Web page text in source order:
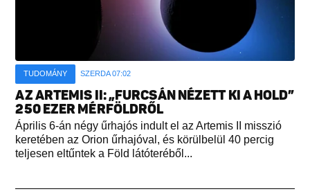
TUDOMÁNY SZERDA 07:02
AZ ARTEMIS II: „FURCSÁN NÉZETT KI A HOLD”
250 EZER MÉRFÖLDRŐL
Április 6-án négy űrhajós indult el az Artemis II misszió
keretében az Orion űrhajóval, és körülbelül 40 percig
teljesen eltűntek a Föld látóteréből...